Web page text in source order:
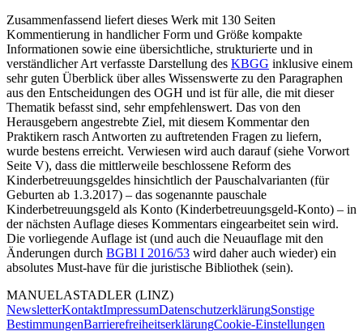
Zusammenfassend liefert dieses Werk mit 130 Seiten
Kommentierung in handlicher Form und Größe kompakte
Informationen sowie eine übersichtliche, strukturierte und in
verständlicher Art verfasste Darstellung des KBGG inklusive einem
sehr guten Überblick über alles Wissenswerte zu den Paragraphen
aus den Entscheidungen des OGH und ist für alle, die mit dieser
Thematik befasst sind, sehr empfehlenswert. Das von den
Herausgebern angestrebte Ziel, mit diesem Kommentar den
Praktikern rasch Antworten zu auftretenden Fragen zu liefern,
wurde bestens erreicht. Verwiesen wird auch darauf (siehe Vorwort
Seite V), dass die mittlerweile beschlossene Reform des
Kinderbetreuungsgeldes hinsichtlich der Pauschalvarianten (für
Geburten ab 1.3.2017) – das sogenannte pauschale
Kinderbetreuungsgeld als Konto (Kinderbetreuungsgeld-Konto) – in
der nächsten Auflage dieses Kommentars eingearbeitet sein wird.
Die vorliegende Auflage ist (und auch die Neuauflage mit den
Änderungen durch BGBl I 2016/53 wird daher auch wieder) ein
absolutes Must-have für die juristische Bibliothek (sein).
MANUELASTADLER (LINZ)
NewsletterKontaktImpressumDatenschutzerklärungSonstige
BestimmungenBarrierefreiheitserklärungCookie-Einstellungen